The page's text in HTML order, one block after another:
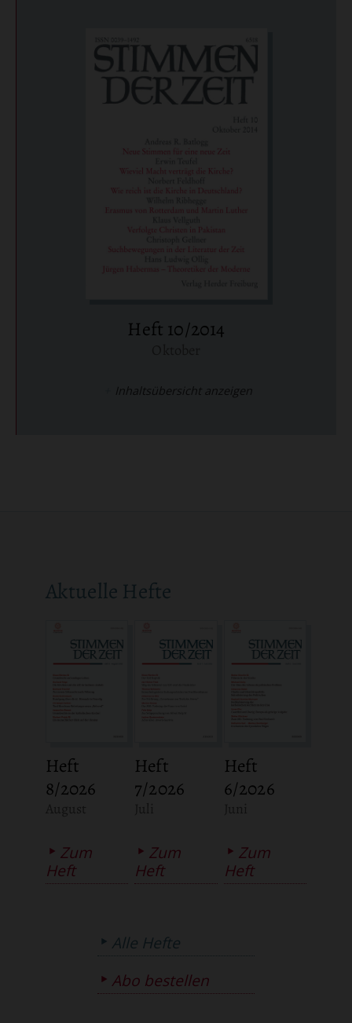
Heft 10/2014
Inhaltsübersicht anzeigen
Aktuelle Hefte
Heft
8/2026
Zum
Heft
Heft
7/2026
Zum
Heft
Heft
6/2026
Zum
Heft
Alle Hefte
Abo bestellen